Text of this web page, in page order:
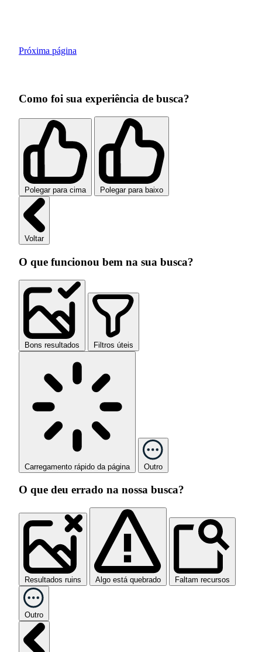
Próxima página
Como foi sua experiência de busca?
Polegar para cima Polegar para baixo
Voltar
O que funcionou bem na sua busca?
Bons resultados Filtros úteis
Carregamento rápido da página Outro
O que deu errado na nossa busca?
Resultados ruins Algo está quebrado Faltam recursos
Outro